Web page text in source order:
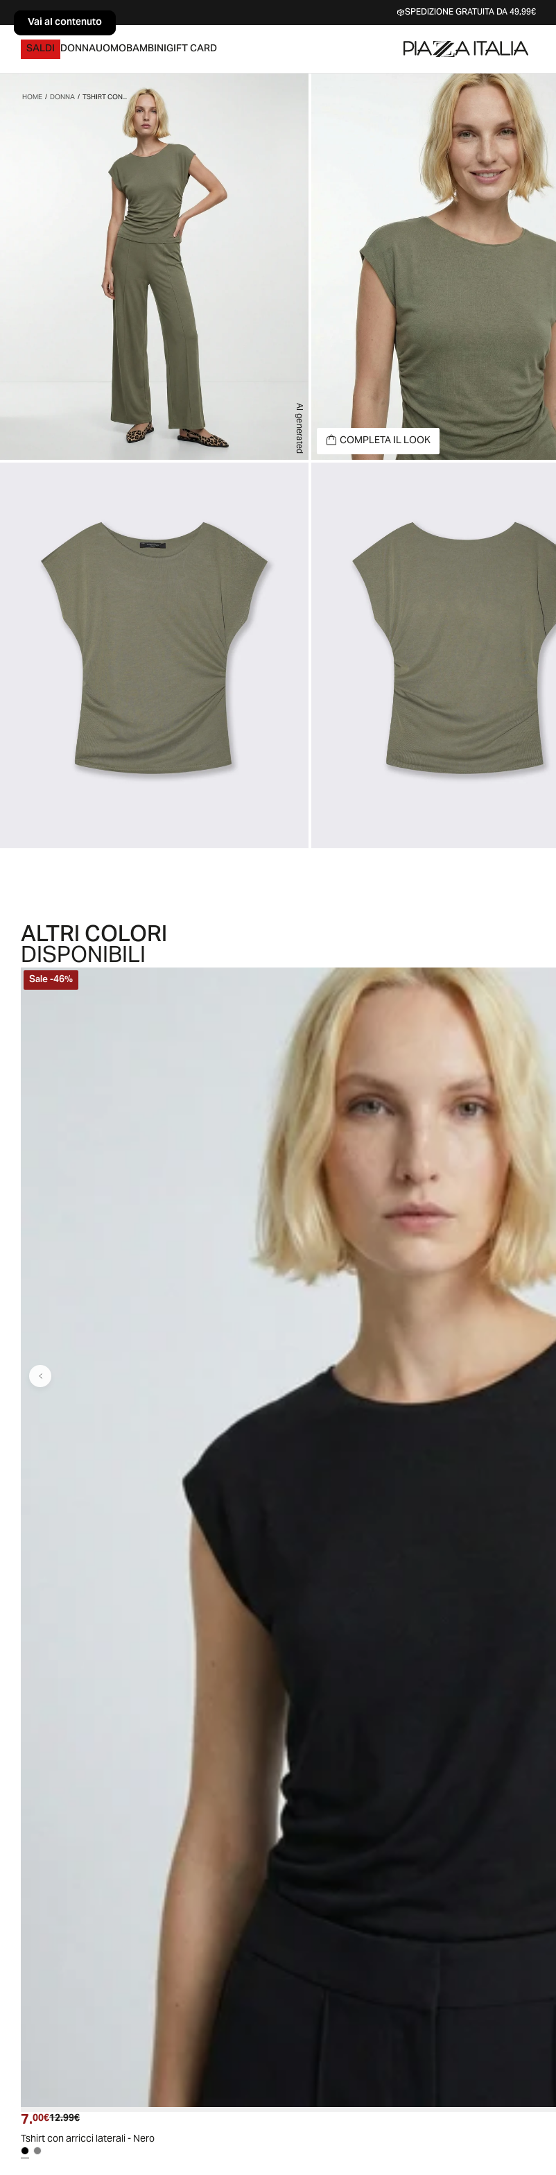
Vai al contenuto SPEDIZIONE GRATUITA DA 49,99€
SALDI DONNAUOMOBAMBINIGIFT CARD
HOME/DONNA/TSHIRT CON...
AI generated COMPLETA IL LOOK
ALTRI COLORI
DISPONIBILI
Sale-46%
Prezzo attuale
7.00€ Prezzo originale
12.99€
Tshirt con arricci laterali - Nero
Vai al contenuto